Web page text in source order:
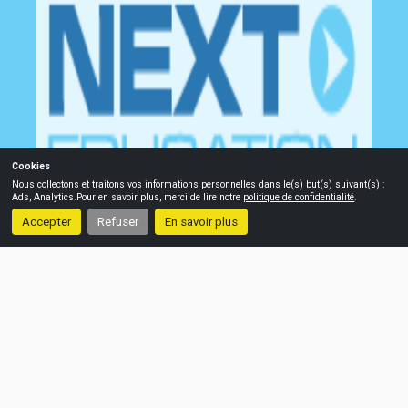
Cookies
Nous collectons et traitons vos informations personnelles dans le(s) but(s) suivant(s) :
Ads, Analytics .Pour en savoir plus, merci de lire notre politique de confidentialité
Accepter Refuser En savoir plus